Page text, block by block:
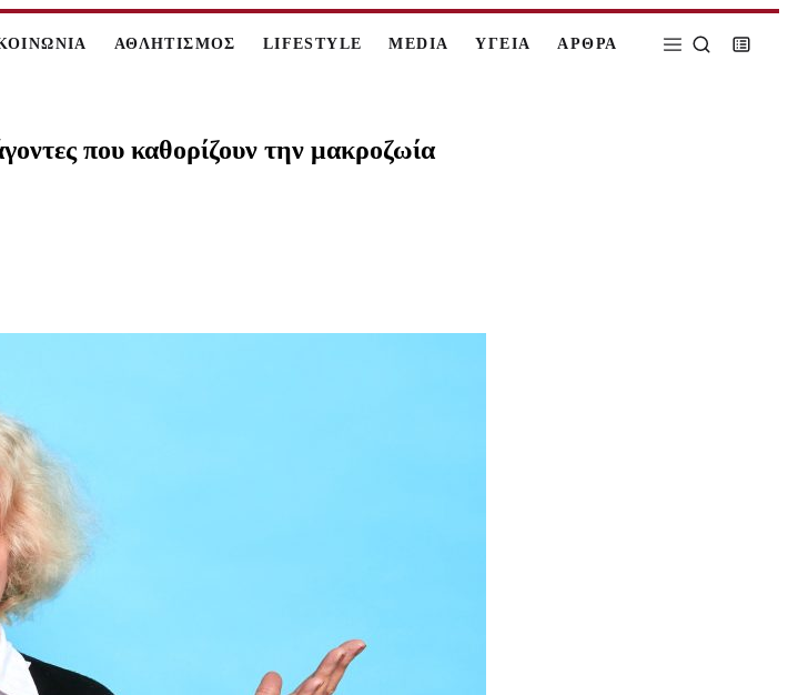
ΑΘΛΗΤΙΣΜΟΣ LIFESTYLE MEDIA ΥΓΕΙΑ ΑΡΘΡΑ
που καθορίζουν την μακροζωία